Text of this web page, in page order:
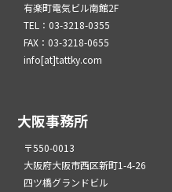
有楽町電気ビル南館2F
TEL：03-3218-0355
FAX：03-3218-0655
info[at]tattky.com
大阪事務所
〒550-0013
大阪府大阪市西区新町1-4-26
四ツ橋グランドビル